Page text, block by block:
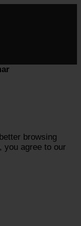
browsing
you agree to our